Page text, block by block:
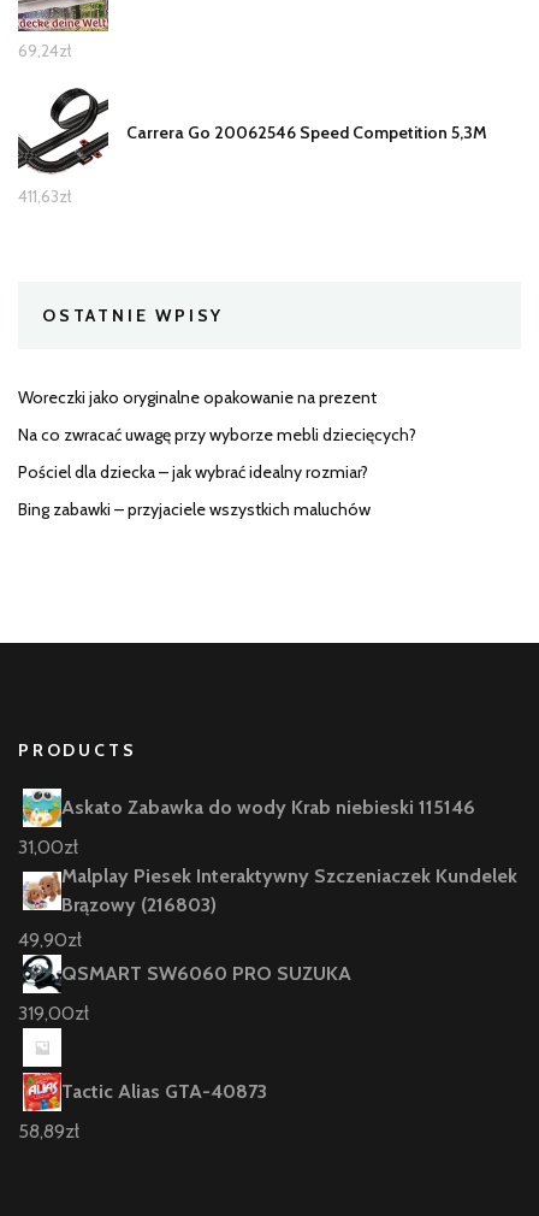
69,24zł
Carrera Go 20062546 Speed Competition 5,3M
411,63zł
OSTATNIE WPISY
Woreczki jako oryginalne opakowanie na prezent
Na co zwracać uwagę przy wyborze mebli dziecięcych?
Pościel dla dziecka – jak wybrać idealny rozmiar?
Bing zabawki – przyjaciele wszystkich maluchów
PRODUCTS
Askato Zabawka do wody Krab niebieski 115146
31,00zł
Malplay Piesek Interaktywny Szczeniaczek Kundelek
Brązowy (216803)
49,90zł
QSMART SW6060 PRO SUZUKA
319,00zł
Tactic Alias GTA-40873
58,89zł